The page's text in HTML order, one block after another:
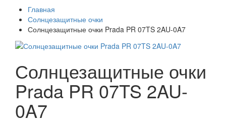
Главная
Солнцезащитные очки
Солнцезащитные очки Prada PR 07TS 2AU-0A7
Солнцезащитные очки
Prada PR 07TS 2AU-
0A7